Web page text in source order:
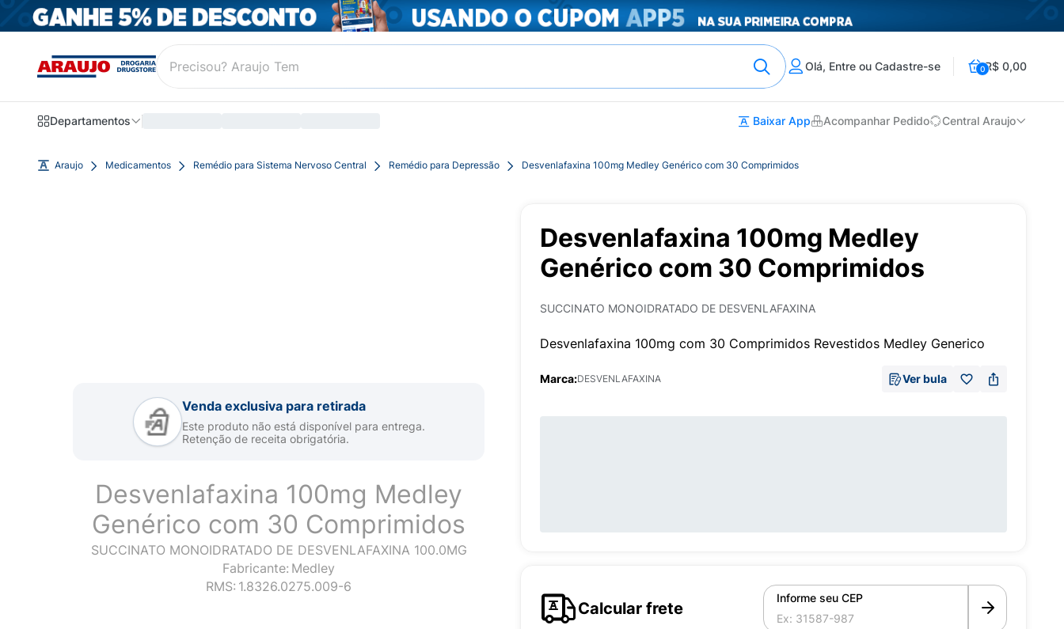
Olá, Entre ou Cadastre-se 0R$ 0,00
Departamentos Baixar App Acompanhar Pedido Central Araujo
Araujo Medicamentos Remédio para Sistema Nervoso Central Remédio para Depressão Desvenlafaxina 100mg Medley Genérico com 30 Comprimidos
Venda exclusiva para retirada
Este produto não está disponível para entrega.
Retenção de receita obrigatória.
Desvenlafaxina 100mg Medley
Genérico com 30 Comprimidos
SUCCINATO MONOIDRATADO DE DESVENLAFAXINA 100.0MG
Fabricante: Medley
RMS: 1.8326.0275.009-6
Desvenlafaxina 100mg Medley
Genérico com 30 Comprimidos
SUCCINATO MONOIDRATADO DE DESVENLAFAXINA
Desvenlafaxina 100mg com 30 Comprimidos Revestidos Medley Generico
Marca:DESVENLAFAXINA Ver bula
Calcular frete
Informe seu CEP